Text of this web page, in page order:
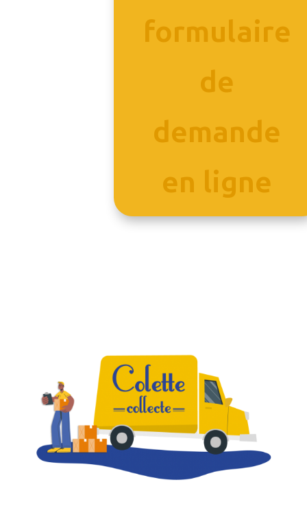
formulaire
de
demande
en ligne